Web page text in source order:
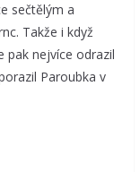
sečtělým a
Takže i když
pak nejvíce odrazil
Paroubka v